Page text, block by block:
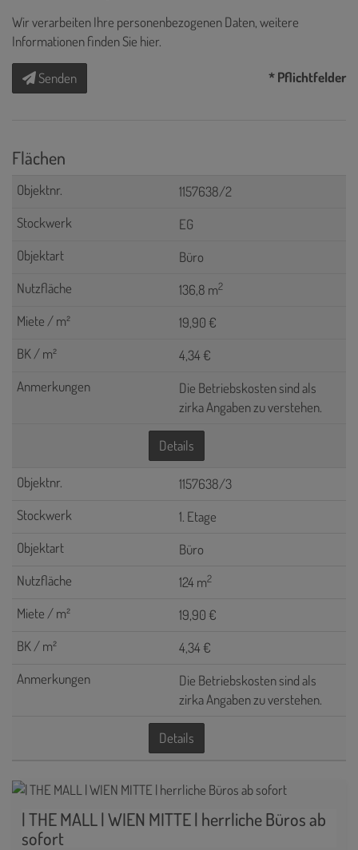
Wir verarbeiten Ihre personenbezogenen Daten, weitere
Informationen finden Sie hier.
Senden * Pflichtfelder
Flächen
1157638/2
EG
Büro
136,8 m2
19,90 €
4,34 €
Die Betriebskosten sind als
zirka Angaben zu verstehen.
Details
1157638/3
1. Etage
Büro
124 m2
19,90 €
4,34 €
Die Betriebskosten sind als
zirka Angaben zu verstehen.
Details
| THE MALL | WIEN MITTE | herrliche Büros ab
sofort